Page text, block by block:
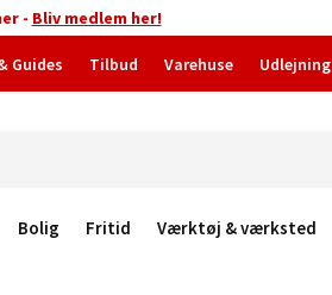
- Bliv medlem her!
Guides Tilbud Varehuse Udlejning
Bolig Fritid Værktøj & værksted